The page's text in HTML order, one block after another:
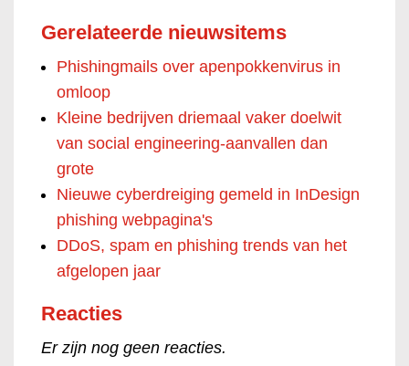
Gerelateerde nieuwsitems
Phishingmails over apenpokkenvirus in
omloop
Kleine bedrijven driemaal vaker doelwit
van social engineering-aanvallen dan
grote
Nieuwe cyberdreiging gemeld in InDesign
phishing webpagina's
DDoS, spam en phishing trends van het
afgelopen jaar
Reacties
Er zijn nog geen reacties.